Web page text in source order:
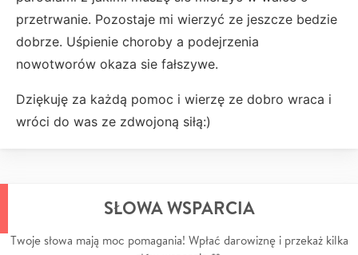
przetrwanie. Pozostaje mi wierzyć ze jeszcze bedzie
dobrze. Uśpienie choroby a podejrzenia
nowotworów okaza sie fałszywe.
Dziękuję za każdą pomoc i wierzę ze dobro wraca i
wróci do was ze zdwojoną siłą:)
SŁOWA WSPARCIA
Twoje słowa mają moc pomagania! Wpłać darowiznę i przekaż kilka